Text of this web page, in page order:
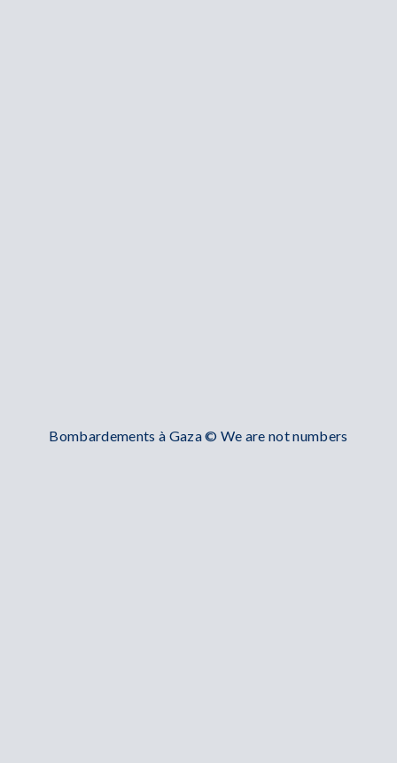
Bombardements à Gaza © We are not numbers